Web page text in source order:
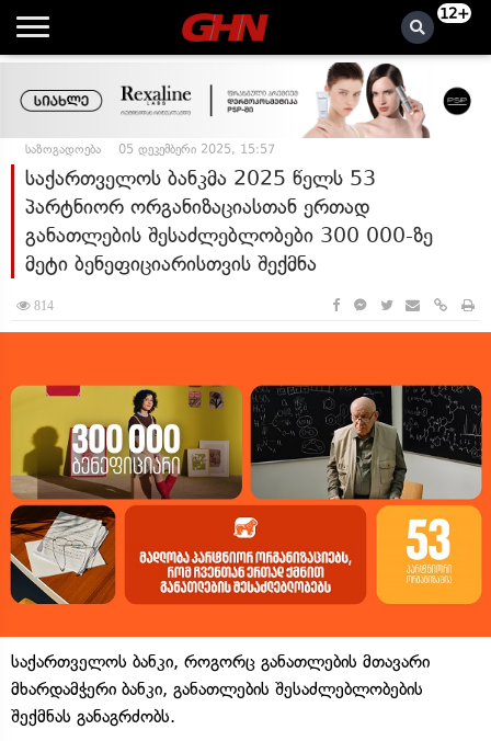
12+
საზოგადოება 05 დეკემბერი 2025, 15:57
საქართველოს ბანკმა 2025 წელს 53
პარტნიორ ორგანიზაციასთან ერთად
განათლების შესაძლებლობები 300 000-ზე
მეტი ბენეფიციარისთვის შექმნა
814
საქართველოს ბანკი, როგორც განათლების მთავარი
მხარდამჭერი ბანკი, განათლების შესაძლებლობების
შექმნას განაგრძობს.